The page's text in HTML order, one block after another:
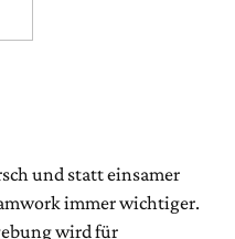
und statt einsamer
immer wichtiger.
wird für